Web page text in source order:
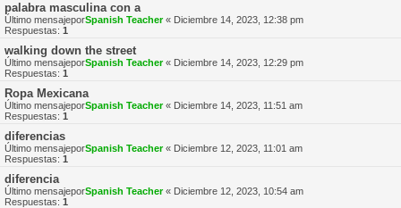
palabra masculina con a
Último mensajeporSpanish Teacher« Diciembre 14, 2023, 12:38 pm
Respuestas: 1
walking down the street
Último mensajeporSpanish Teacher« Diciembre 14, 2023, 12:29 pm
Respuestas: 1
Ropa Mexicana
Último mensajeporSpanish Teacher« Diciembre 14, 2023, 11:51 am
Respuestas: 1
diferencias
Último mensajeporSpanish Teacher« Diciembre 12, 2023, 11:01 am
Respuestas: 1
diferencia
Último mensajeporSpanish Teacher« Diciembre 12, 2023, 10:54 am
Respuestas: 1